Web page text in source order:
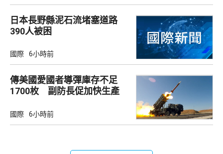
日本長野縣泥石流堵塞道路
390人被困
國際 6小時前
傳美國愛國者導彈庫存不足
1700枚 副防長促加快生產
國際 6小時前